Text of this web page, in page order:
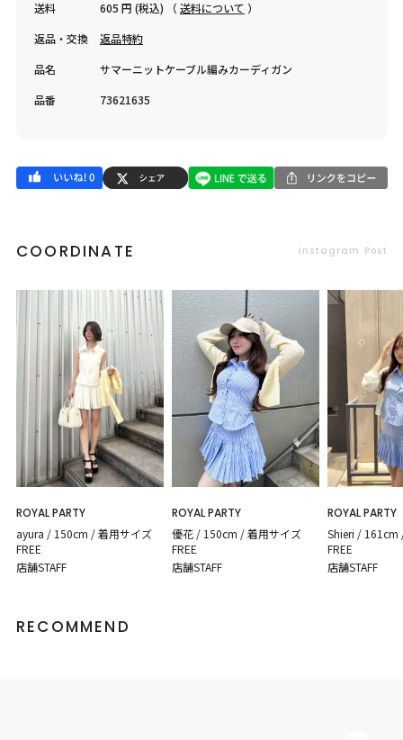
送料
605 円 (税込) （ 送料について ）
返品・交換
返品特約
品名
サマーニットケーブル編みカーディガン
品番
73621635
COORDINATE Instagram Post
ROYAL PARTY
ayura / 150cm / 着用サイズ
FREE
店舗STAFF
ROYAL PARTY
優花 / 150cm / 着用サイズ
FREE
店舗STAFF
ROYAL PARTY
Shieri / 161cm
FREE
店舗STAFF
RECOMMEND